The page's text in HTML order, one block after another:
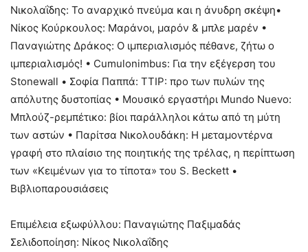
Νικολαΐδης: Το αναρχικό πνεύμα και η άνυδρη σκέψη•
Νίκος Κούρκουλος: Μαράνοι, μαρόν & μπλε μαρέν •
Παναγιώτης Δράκος: Ο ιμπεριαλισμός πέθανε, ζήτω ο
ιμπεριαλισμός! • Cumulonimbus: Για την εξέγερση του
Stonewall • Σοφία Παππά: TTIP: προ των πυλών της
απόλυτης δυστοπίας • Μουσικό εργαστήρι Mundo Nuevo:
Μπλούζ-ρεμπέτικο: βίοι παράλληλοι κάτω από τη μύτη
των αστών • Παρίτσα Νικολουδάκη: Η μεταμοντέρνα
γραφή στο πλαίσιο της ποιητικής της τρέλας, η περίπτωση
των «Κειμένων για το τίποτα» του S. Beckett •
Βιβλιοπαρουσιάσεις
Επιμέλεια εξωφύλλου: Παναγιώτης Παξιμαδάς
Σελιδοποίηση: Νίκος Νικολαΐδης